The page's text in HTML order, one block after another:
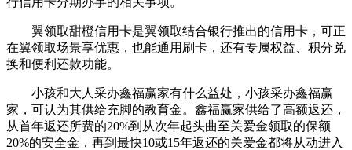
翼领取甜橙信用卡是翼领取结合银行推出的信用卡，可正
在翼领取场景享优惠，也能通用刷卡，还有专属权益、积分兑
换和便利还款功能。
小孩和大人采办鑫福赢家有什么益处，小孩采办鑫福赢
家，可认为其供给充脚的教育金。鑫福赢家供给了高额返还，
从首年返还所费的20%到从次年起头曲至关爱金领取的保额
20%的安全金，再到最快10或15年返还的关爱金都将从动进入